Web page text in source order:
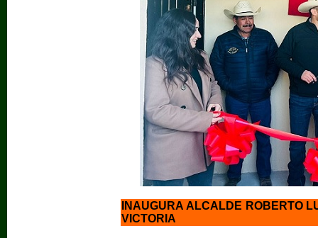
INAUGURA ALCALDE ROBERTO
VICTORIA